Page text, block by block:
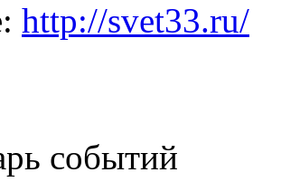
http://svet33.ru/
событий